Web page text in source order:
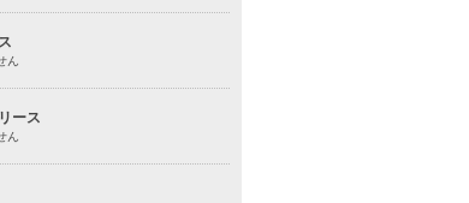
ん
ース
ん